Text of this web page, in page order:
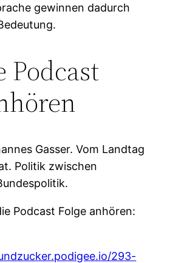
gewinnen dadurch
Podcast
Gasser. Vom Landtag
Politik zwischen
Podcast Folge anhören:
293-